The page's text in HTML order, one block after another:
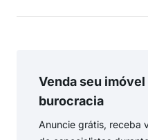
Venda seu
burocracia
Anuncie grátis, receba